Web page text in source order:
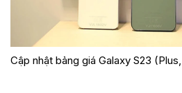
Cập nhật bảng giá Galaxy S23